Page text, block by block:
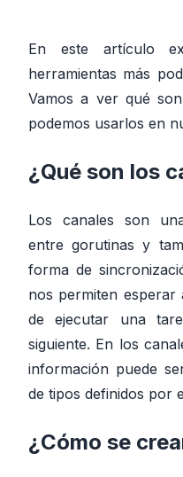
En este artículo
herramientas más
Vamos a ver qué
podemos usarlos en
¿Qué son los
Los canales son
entre gorutinas y
forma de
nos permiten esperar
de ejecutar una
siguiente. En los
información puede
de tipos definidos por
¿Cómo se